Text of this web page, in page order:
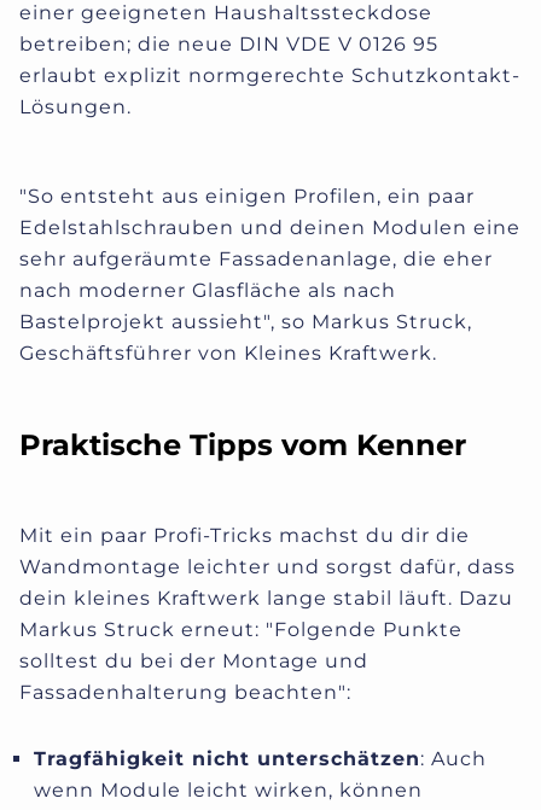
einer geeigneten Haushaltssteckdose
betreiben; die neue DIN VDE V 0126 95
erlaubt explizit normgerechte Schutzkontakt-
Lösungen.
"So entsteht aus einigen Profilen, ein paar
Edelstahlschrauben und deinen Modulen eine
sehr aufgeräumte Fassadenanlage, die eher
nach moderner Glasfläche als nach
Bastelprojekt aussieht", so Markus Struck,
Geschäftsführer von Kleines Kraftwerk.
Praktische Tipps vom Kenner
Mit ein paar Profi-Tricks machst du dir die
Wandmontage leichter und sorgst dafür, dass
dein kleines Kraftwerk lange stabil läuft. Dazu
Markus Struck erneut: "Folgende Punkte
solltest du bei der Montage und
Fassadenhalterung beachten":
Tragfähigkeit nicht unterschätzen: Auch
wenn Module leicht wirken, können